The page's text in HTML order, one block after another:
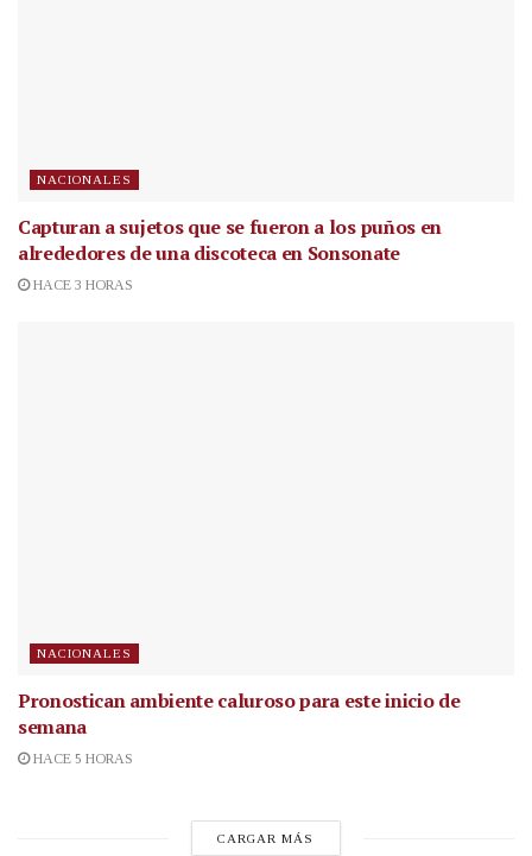
NACIONALES
Capturan a sujetos que se fueron a los puños en
alrededores de una discoteca en Sonsonate
HACE 3 HORAS
NACIONALES
Pronostican ambiente caluroso para este inicio de
semana
HACE 5 HORAS
CARGAR MÁS